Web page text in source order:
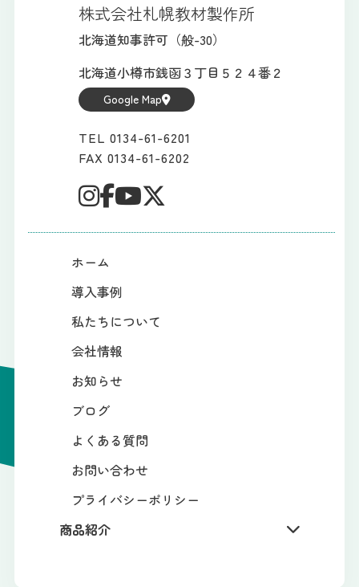
株式会社札幌教材製作所
北海道知事許可（般-30）
北海道小樽市銭函３丁目５２４番２
Google Map
TEL 0134-61-6201
FAX 0134-61-6202
ホーム
導入事例
私たちについて
会社情報
お知らせ
ブログ
よくある質問
お問い合わせ
プライバシーポリシー
商品紹介